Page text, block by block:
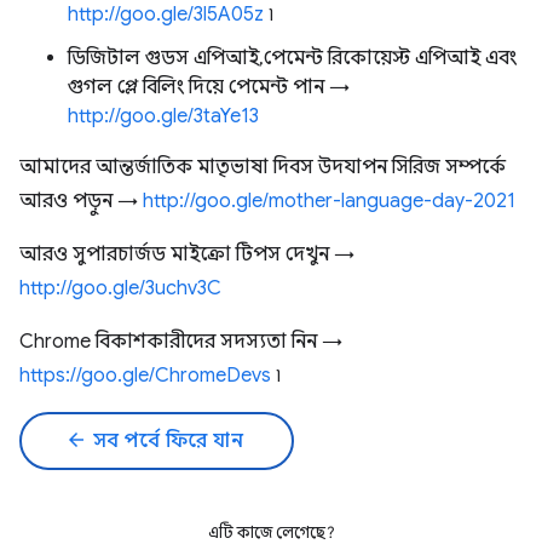
http://goo.gle/3l5A05z ৷
ডিজিটাল গুডস এপিআই, পেমেন্ট রিকোয়েস্ট এপিআই এবং
গুগল প্লে বিলিং দিয়ে পেমেন্ট পান →
http://goo.gle/3taYe13
আমাদের আন্তর্জাতিক মাতৃভাষা দিবস উদযাপন সিরিজ সম্পর্কে
আরও পড়ুন → http://goo.gle/mother-language-day-2021
আরও সুপারচার্জড মাইক্রো টিপস দেখুন →
http://goo.gle/3uchv3C
Chrome বিকাশকারীদের সদস্যতা নিন →
https://goo.gle/ChromeDevs ৷
arrow_back সব পর্বে ফিরে যান
এটি কাজে লেগেছে?